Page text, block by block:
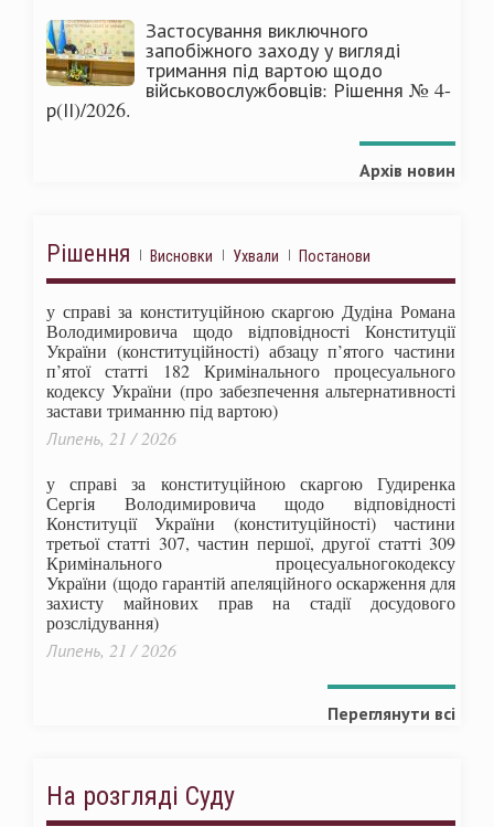
Застосування виключного
запобіжного заходу у вигляді
тримання під вартою щодо
військовослужбовців: Рішення № 4-
р(ІІ)/2026.
Архів новин
Рішення Висновки Ухвали Постанови
у справі за конституційною скаргою Дудіна Романа
Володимировича щодо відповідності Конституції
України (конституційності) абзацу п’ятого частини
п’ятої статті 182 Кримінального процесуального
кодексу України (про забезпечення альтернативності
застави триманню під вартою)
Липень, 21 / 2026
у справі за конституційною скаргою Гудиренка
Сергія Володимировича щодо відповідності
Конституції України (конституційності) частини
третьої статті 307, частин першої, другої статті 309
Кримінального процесуальногокодексу
України (щодо гарантій апеляційного оскарження для
захисту майнових прав на стадії досудового
розслідування)
Липень, 21 / 2026
Переглянути всі
На розгляді Суду